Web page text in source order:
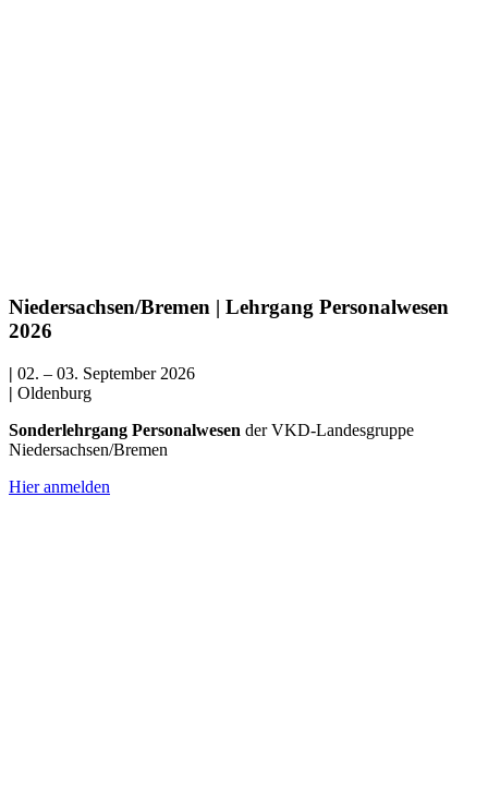
Niedersachsen/Bremen | Lehrgang Personalwesen
2026
| 02. – 03. September 2026
| Oldenburg
Sonderlehrgang Personalwesen der VKD-Landesgruppe
Niedersachsen/Bremen
Hier anmelden